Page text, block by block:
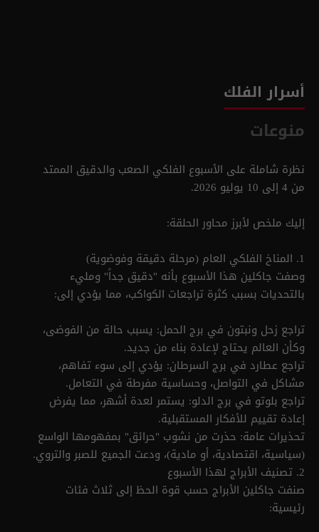
أسرار الفلك
منوعات
نظرة شاملة على الأسبوع الفلكي الصعب والدقيق الممتد
من 4 إلى 10 يوليو 2026.
إليك ملخص لأبرز محاور الحلقة:
1. المناخ الفلكي العام (مرحلة دقيقة وفوضوية)
وصفت جاكلين هذا الأسبوع بأنه "دقيق جداً" ومليء
بالتحديات بسبب كثرة تراجعات الكواكب، مما يؤدي إلى:
تراجع زحل ونبتون في برج الحمل: يسبب حالة من الفوضى،
وكأن العالم يحتاج لإعادة بناء من جديد.
تراجع عطارد في برج السرطان: يؤدي إلى سوء تفاهم،
مشاكل في التواصل، وحساسية مفرطة في التعامل.
تراجع بلوتو في برج الدلو: يستمر لعدة أشهر، مما يفرض
إعادة تقييم للأفكار المستقبلية.
تحذيرات عامة: حذرت من نشوب "حرائق" بمفهومها الواسع
(سياسية، اقتصادية، أو مادية)، ودعت الجميع للصبر والتروي.
2. تصنيف الأبراج لهذا الأسبوع
صنفت جاكلين الأبراج حسب قوة الحظ إلى ثلاث فئات
رئيسية: